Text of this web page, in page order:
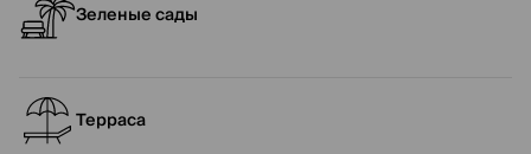
Зеленые сады
Терраса